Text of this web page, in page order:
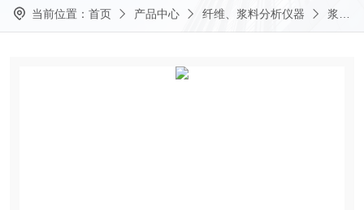
当前位置： 首页 产品中心 纤维、浆料分析仪器 浆料保水值测定仪